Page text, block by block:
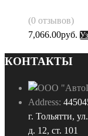
(0 отзывов)
7,066.00руб.
КОНТАКТЫ
Address:
г. Тольятти,
д. 12, ст. 101